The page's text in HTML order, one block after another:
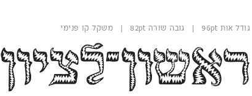
גודל אות 96pt | גובה שורה 82pt | משקל קו פנימי
ראשון־לציון